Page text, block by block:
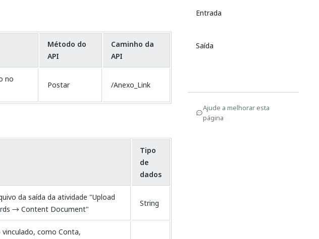
Método do
API
Caminho da
API
no
Postar /Anexo_Link
Tipo
de
dados
da saída da atividade "Upload
→ Content Document"
String
como Conta,
Entrada
Saída
Ajude a melhorar esta
página